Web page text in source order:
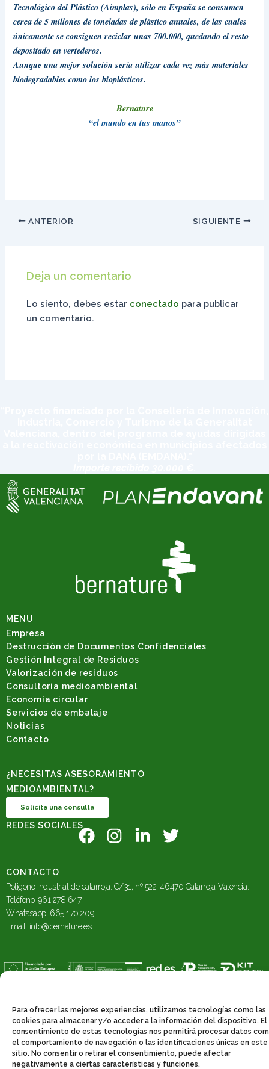
Para ofrecer las mejores experiencias, utilizamos tecnologías como las
cookies para almacenar y/o acceder a la información del dispositivo. El
consentimiento de estas tecnologías nos permitirá procesar datos
el comportamiento de navegación o las identificaciones únicas en este
sitio. No consentir o retirar el consentimiento, puede afectar
negativamente a ciertas características y funciones.
Tecnológico del Plástico (Aimplas), sólo en España se consumen
cerca de 5 millones de toneladas de plástico anuales, de las cuales
únicamente se consiguen reciclar unas 700.000, quedando el resto
depositado en vertederos.
Aunque una mejor solución sería utilizar cada vez más materiales
biodegradables como losbioplásticos.
Bernature
“el mundo en tus manos”
ANTERIOR SIGUIENTE
Deja un comentario
Lo siento, debes estar conectado para publicar
un comentario.
MENU
Empresa
Destrucción de Documentos Confidenciales
Gestión Integral de Residuos
Valorización de residuos
Consultoría medioambiental
Economía circular
Servicios de embalaje
Noticias
Contacto
¿NECESITAS ASESORAMIENTO
MEDIOAMBIENTAL?
Solicita una consulta
REDES SOCIALES
CONTACTO
Poligono industrial de catarroja. C/31, nº 522. 46470 Catarroja-Valencia.
Teléfono: 961 278 647
Whatssapp: 665 170 209
Email : info@bernature.es
Cookies|Declaración de Accesibilidad